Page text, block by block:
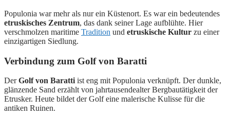
Populonia war mehr als nur ein Küstenort. Es war ein bedeutendes
etruskisches Zentrum, das dank seiner Lage aufblühte. Hier
verschmolzen maritime Tradition und etruskische Kultur zu einer
einzigartigen Siedlung.
Verbindung zum Golf von Baratti
DerGolf von Baratti ist eng mit Populonia verknüpft. Der dunkle,
glänzende Sand erzählt von jahrtausendealter Bergbautätigkeit der
Etrusker. Heute bildet der Golf eine malerische Kulisse für die
antiken Ruinen.